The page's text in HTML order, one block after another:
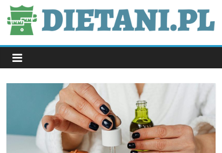
Skip
to
content
dietani.pl